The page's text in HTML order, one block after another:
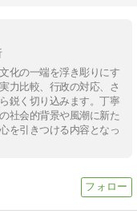
化の一端を浮き彫りにす
力比較、行政の対応、さ
鋭く切り込みます。丁寧
社会的背景や風潮に新た
を引きつける内容となっ